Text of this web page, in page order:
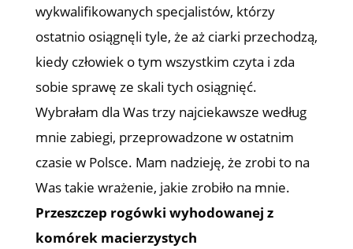
wykwalifikowanych specjalistów, którzy
ostatnio osiągnęli tyle, że aż ciarki przechodzą,
kiedy człowiek o tym wszystkim czyta i zda
sobie sprawę ze skali tych osiągnięć.
Wybrałam dla Was trzy najciekawsze według
mnie zabiegi, przeprowadzone w ostatnim
czasie w Polsce. Mam nadzieję, że zrobi to na
Was takie wrażenie, jakie zrobiło na mnie.
Przeszczep rogówki wyhodowanej z
komórek macierzystych